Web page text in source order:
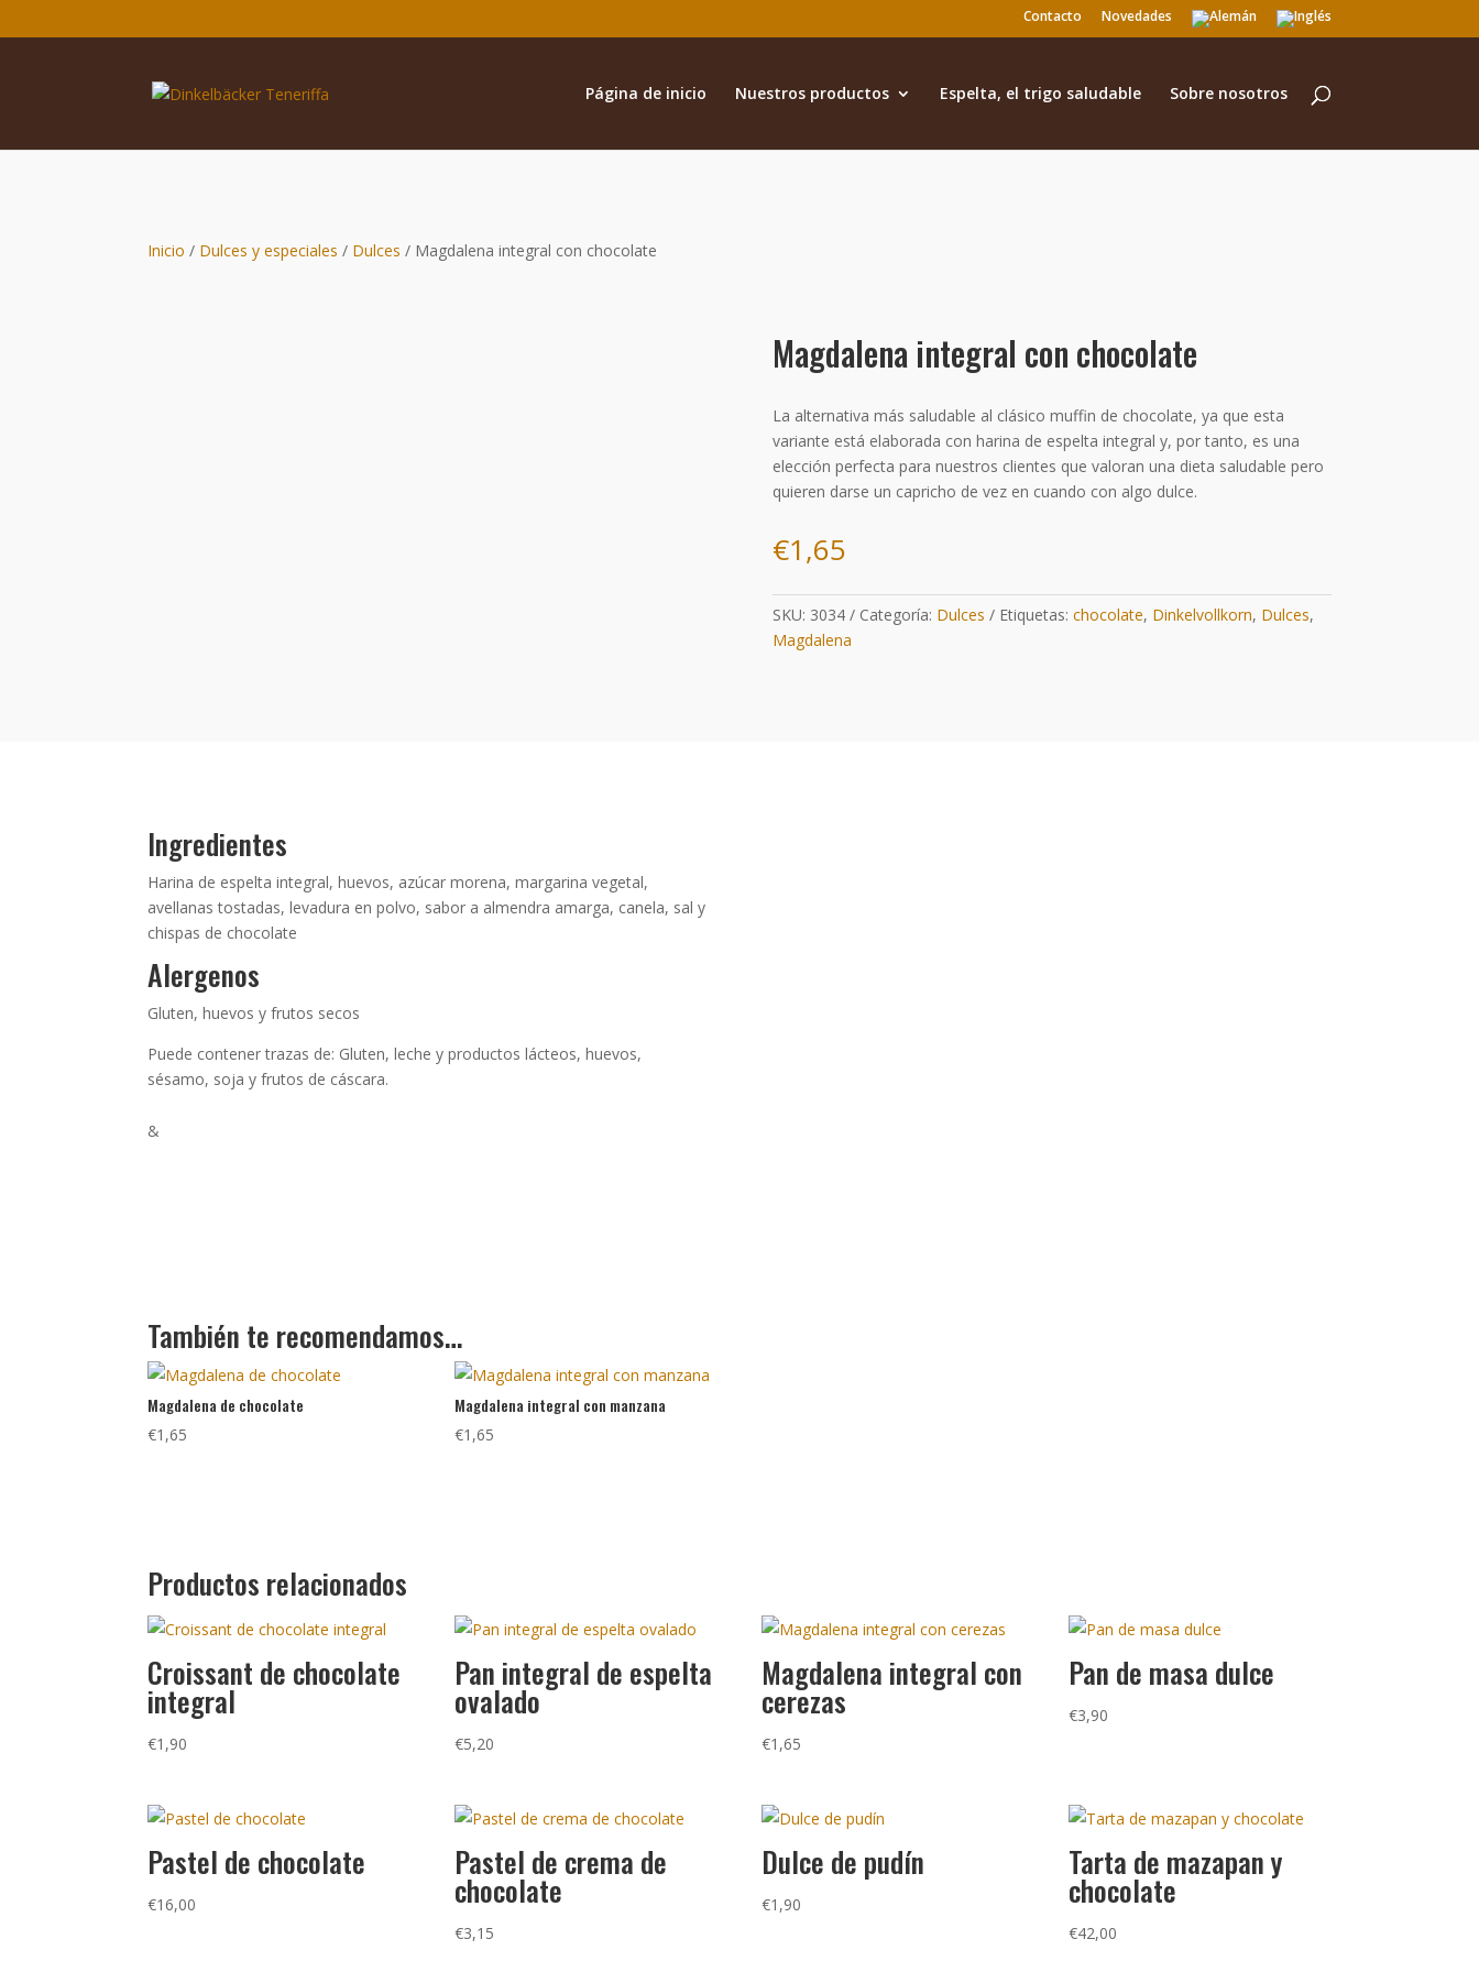
Contacto Novedades
Página de inicio Nuestros productos Espelta, el trigo saludable Sobre nosotros
Inicio / Dulces y especiales / Dulces / Magdalena integral con chocolate
Magdalena integral con chocolate
La alternativa más saludable al clásico muffin de chocolate, ya que esta
variante está elaborada con harina de espelta integral y, por tanto, es una
elección perfecta para nuestros clientes que valoran una dieta saludable pero
quieren darse un capricho de vez en cuando con algo dulce.
€1,65
SKU: 3034 Categoría: Dulces Etiquetas: chocolate, Dinkelvollkorn, Dulces,
Magdalena
Ingredientes
Harina de espelta integral, huevos, azúcar morena, margarina vegetal,
avellanas tostadas, levadura en polvo, sabor a almendra amarga, canela, sal y
chispas de chocolate
Alergenos
Gluten, huevos y frutos secos
Puede contener trazas de: Gluten, leche y productos lácteos, huevos,
sésamo, soja y frutos de cáscara.
&
También te recomendamos…
Magdalena de chocolate
€1,65
Magdalena integral con manzana
€1,65
Productos relacionados
Croissant de chocolate
integral
€1,90
Pan integral de espelta
ovalado
€5,20
Magdalena integral con
cerezas
€1,65
Pan de masa dulce
€3,90
Pastel de chocolate
€16,00
Pastel de crema de
chocolate
€3,15
Dulce de pudín
€1,90
Tarta de mazapan y
chocolate
€42,00